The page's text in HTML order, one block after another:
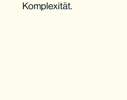
Komplexität.